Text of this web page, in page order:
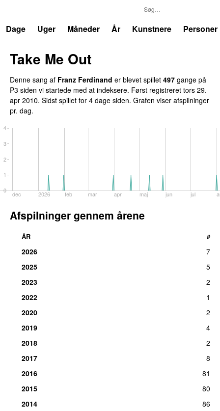
Dage
Uger Måneder År Kunstnere Personer
Take Me Out
Denne sang af Franz Ferdinand er blevet spillet 497 gange på
P3 siden vi startede med at indeksere. Først registreret tors 29.
apr 2010. Sidst spillet for 4 dage siden. Grafen viser afspilninger
pr. dag.
dec 2026 feb mar apr maj jun jul
0
1
2
3
4
Afspilninger gennem årene
ÅR #
2026
7
2025
5
2023
2
2022
1
2020
2
2019
4
2018
2
2017
8
2016
81
2015
80
2014
86